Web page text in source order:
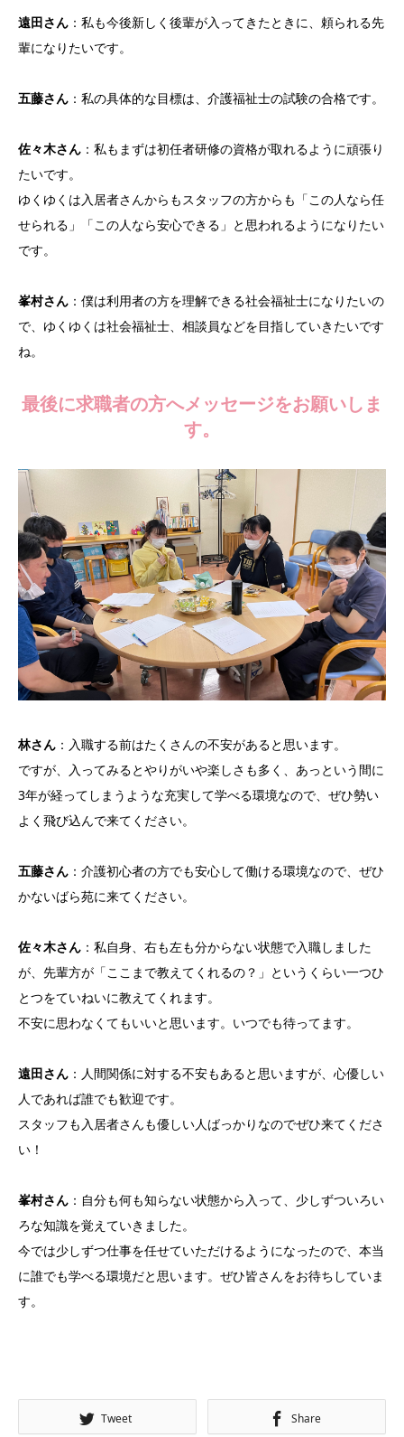
遠田さん ：私も今後新しく後輩が入ってきたときに、頼られる先
輩になりたいです。
五藤さん ：私の具体的な目標は、介護福祉士の試験の合格です。
佐々木さん ：私もまずは初任者研修の資格が取れるように頑張り
たいです。
ゆくゆくは入居者さんからもスタッフの方からも「この人なら任
せられる」「この人なら安心できる」と思われるようになりたい
です。
峯村さん ：僕は利用者の方を理解できる社会福祉士になりたいの
で、ゆくゆくは社会福祉士、相談員などを目指していきたいです
ね。
最後に求職者の方へメッセージをお願いしま
す。
林さん ：入職する前はたくさんの不安があると思います。
ですが、入ってみるとやりがいや楽しさも多く、あっという間に
3年が経ってしまうような充実して学べる環境なので、ぜひ勢い
よく飛び込んで来てください。
五藤さん ：介護初心者の方でも安心して働ける環境なので、ぜひ
かないばら苑に来てください。
佐々木さん ：私自身、右も左も分からない状態で入職しました
が、先輩方が「ここまで教えてくれるの？」というくらい一つひ
とつをていねいに教えてくれます。
不安に思わなくてもいいと思います。いつでも待ってます。
遠田さん ：人間関係に対する不安もあると思いますが、心優しい
人であれば誰でも歓迎です。
スタッフも入居者さんも優しい人ばっかりなのでぜひ来てくださ
い！
峯村さん ：自分も何も知らない状態から入って、少しずついろい
ろな知識を覚えていきました。
今では少しずつ仕事を任せていただけるようになったので、本当
に誰でも学べる環境だと思います。ぜひ皆さんをお待ちしていま
す。
Tweet Share